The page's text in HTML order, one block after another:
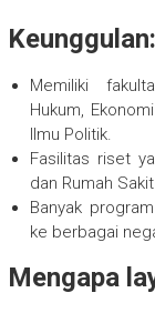
Keunggulan:
Memiliki
Hukum,
Ilmu Politik.
Fasilitas riset
dan Rumah
Banyak
ke berbagai
Mengapa